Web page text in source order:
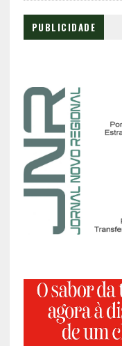
PUBLICIDADE